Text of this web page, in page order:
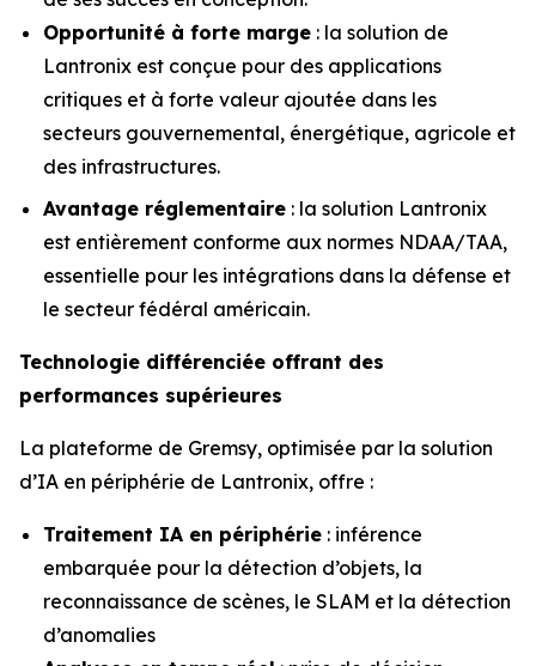
Opportunité à forte marge : la solution de
Lantronix est conçue pour des applications
critiques et à forte valeur ajoutée dans les
secteurs gouvernemental, énergétique, agricole et
des infrastructures.
Avantage réglementaire : la solution Lantronix
est entièrement conforme aux normes NDAA/TAA,
essentielle pour les intégrations dans la défense et
le secteur fédéral américain.
Technologie différenciée offrant des
performances supérieures
La plateforme de Gremsy, optimisée par la solution
d’IA en périphérie de Lantronix, offre :
Traitement IA en périphérie : inférence
embarquée pour la détection d’objets, la
reconnaissance de scènes, le SLAM et la détection
d’anomalies